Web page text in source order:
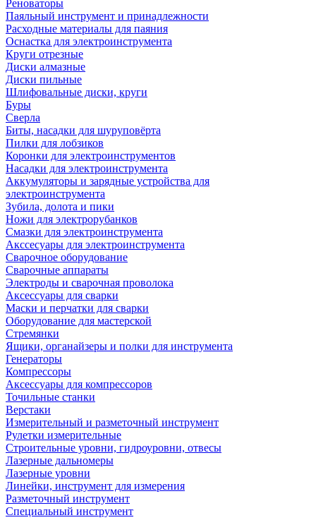
Реноваторы
Паяльный инструмент и принадлежности
Расходные материалы для паяния
Оснастка для электроинструмента
Круги отрезные
Диски алмазные
Диски пильные
Шлифовальные диски, круги
Буры
Сверла
Биты, насадки для шуруповёрта
Пилки для лобзиков
Коронки для электроинструментов
Насадки для электроинструмента
Аккумуляторы и зарядные устройства для
электроинструмента
Зубила, долота и пики
Ножи для электрорубанков
Смазки для электроинструмента
Акссесуары для электроинструмента
Сварочное оборудование
Сварочные аппараты
Электроды и сварочная проволока
Аксессуары для сварки
Маски и перчатки для сварки
Оборудование для мастерской
Стремянки
Ящики, органайзеры и полки для инструмента
Генераторы
Компрессоры
Аксессуары для компрессоров
Точильные станки
Верстаки
Измерительный и разметочный инструмент
Рулетки измерительные
Строительные уровни, гидроуровни, отвесы
Лазерные дальномеры
Лазерные уровни
Линейки, инструмент для измерения
Разметочный инструмент
Специальный инструмент